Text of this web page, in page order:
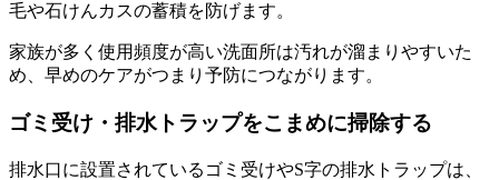
毛や石けんカスの蓄積を防げます。
家族が多く使用頻度が高い洗面所は汚れが溜まりやすいた
め、早めのケアがつまり予防につながります。
ゴミ受け・排水トラップをこまめに掃除する
排水口に設置されているゴミ受けやS字の排水トラップは、